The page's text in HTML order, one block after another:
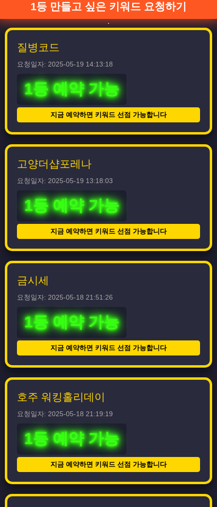
1등 만들고 싶은 키워드 요청하기
질병코드
요청일자: 2025-05-19 14:13:18
1등 예약 가능
지금 예약하면 키워드 선점 가능합니다
고양더샵포레나
요청일자: 2025-05-19 13:18:03
1등 예약 가능
지금 예약하면 키워드 선점 가능합니다
금시세
요청일자: 2025-05-18 21:51:26
1등 예약 가능
지금 예약하면 키워드 선점 가능합니다
호주 워킹홀리데이
요청일자: 2025-05-18 21:19:19
1등 예약 가능
지금 예약하면 키워드 선점 가능합니다